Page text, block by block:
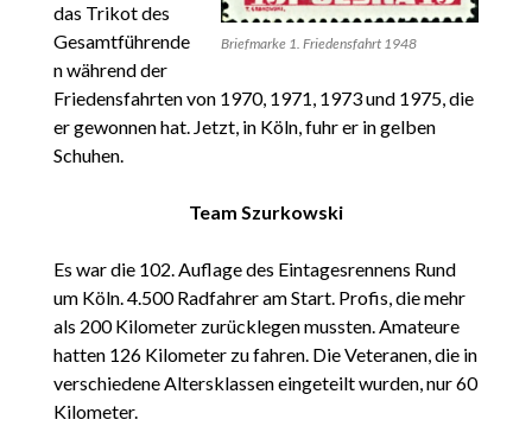
Briefmarke 1. Friedensfahrt 1948
das Trikot des
Gesamtführende
n während der
Friedensfahrten von 1970, 1971, 1973 und 1975, die
er gewonnen hat. Jetzt, in Köln, fuhr er in gelben
Schuhen.
Team Szurkowski
Es war die 102. Auflage des Eintagesrennens Rund
um Köln. 4.500 Radfahrer am Start. Profis, die mehr
als 200 Kilometer zurücklegen mussten. Amateure
hatten 126 Kilometer zu fahren. Die Veteranen, die in
verschiedene Altersklassen eingeteilt wurden, nur 60
Kilometer.